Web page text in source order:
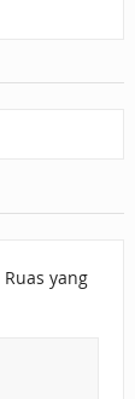
Ruas yang